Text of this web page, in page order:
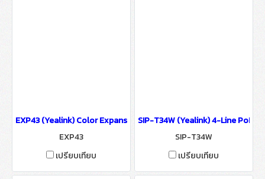
EXP43 (Yealink) Color Expansion Module IP Phone IP-PBX
EXP43
เปรียบเทียบ
SIP-T34W (Yealink) 4-Line PoE
SIP-T34W
เปรียบเทียบ